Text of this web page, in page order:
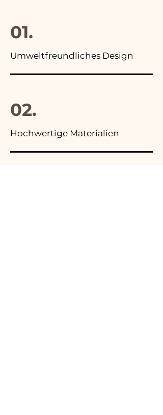
01.
Umweltfreundliches Design
02.
Hochwertige Materialien